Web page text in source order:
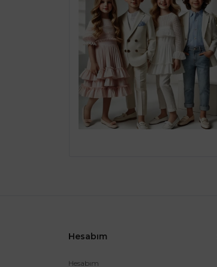
Hesabım
Hesabım